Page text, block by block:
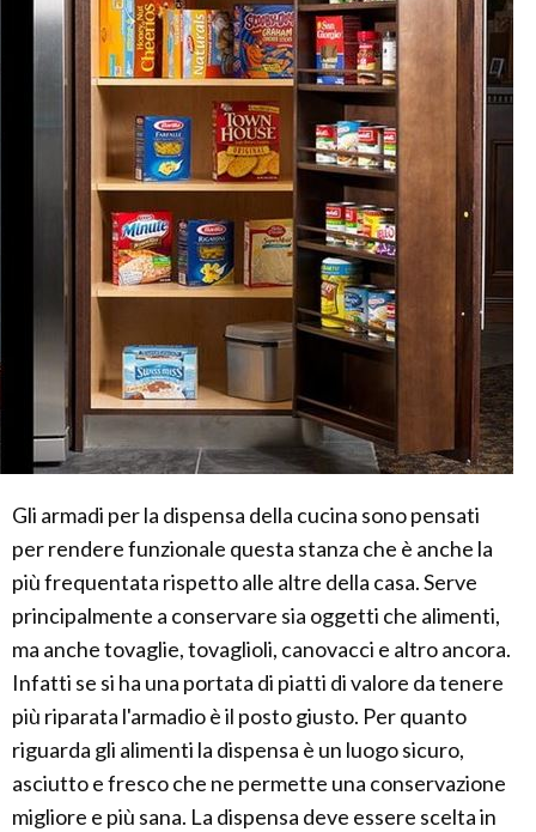
Gli armadi per la dispensa della cucina sono pensati
per rendere funzionale questa stanza che è anche la
più frequentata rispetto alle altre della casa. Serve
principalmente a conservare sia oggetti che alimenti,
ma anche tovaglie, tovaglioli, canovacci e altro ancora.
Infatti se si ha una portata di piatti di valore da tenere
più riparata l'armadio è il posto giusto. Per quanto
riguarda gli alimenti la dispensa è un luogo sicuro,
asciutto e fresco che ne permette una conservazione
migliore e più sana. La dispensa deve essere scelta in